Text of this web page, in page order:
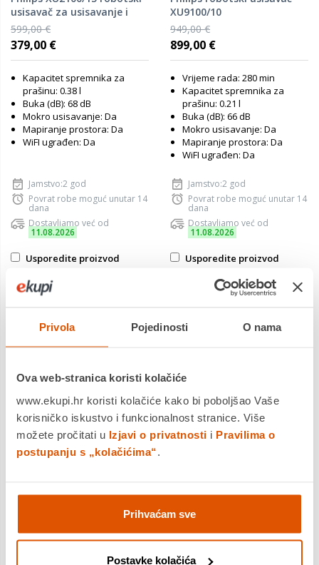
Privola Pojedinosti O nama
Ova web-stranica koristi kolačiće
www.ekupi.hr koristi kolačiće kako bi poboljšao Vaše
korisničko iskustvo i funkcionalnost stranice. Više
možete pročitati u Izjavi o privatnosti i Pravilima o
postupanju s „kolačićima“
Prihvaćam sve
Postavke kolačića
usisavač za usisavanje i
brisanje
599,00 €
379,00 €
Kapacitet spremnika za
prašinu: 0.38 l
Buka (dB): 68 dB
Mokro usisavanje: Da
Mapiranje prostora: Da
WiFI ugrađen: Da
Jamstvo:2 god
Povrat robe moguć unutar 14
dana
Dostavljamo već od
11.08.2026
Usporedite proizvod
XU9100/10
949,00 €
899,00 €
Vrijeme rada: 280 min
Kapacitet spremnika za
prašinu: 0.21 l
Buka (dB): 66 dB
Mokro usisavanje: Da
Mapiranje prostora: Da
WiFI ugrađen: Da
Jamstvo:2 god
Povrat robe moguć unutar 14
dana
Dostavljamo već od
11.08.2026
Usporedite proizvod
SAMSUNG perilica rublja
559,00 €
SAMSUNG hladnjak
1.029,00 €
799,00 €